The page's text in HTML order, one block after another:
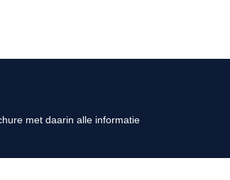
met daarin alle informatie